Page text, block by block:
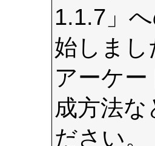
1.1.7」
始しまし
アーケ
成方法な
ださい。